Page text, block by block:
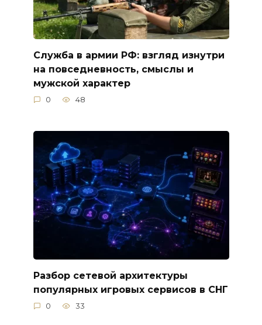
Служба в армии РФ: взгляд изнутри
на повседневность, смыслы и
мужской характер
0 48
Разбор сетевой архитектуры
популярных игровых сервисов в СНГ
0 33